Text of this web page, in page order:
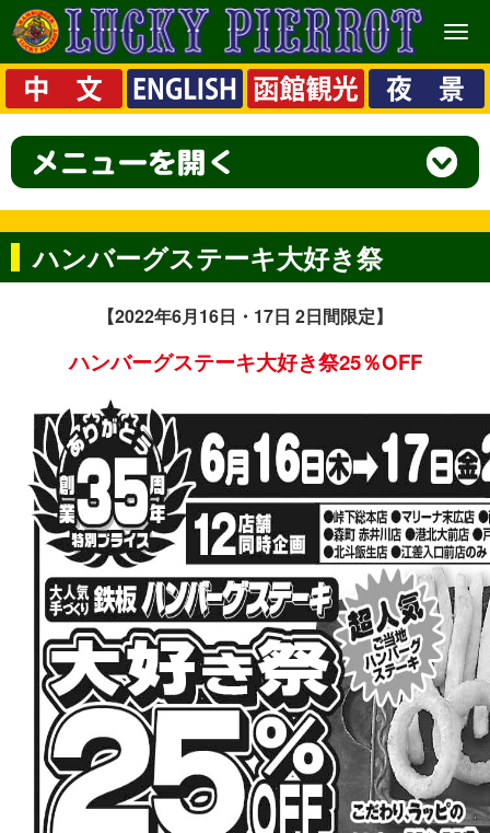
メ
ニ
ュ
ー
ハンバーグステーキ大好き祭
【2022年6月16日・17日 2日間限定】
ハンバーグステーキ大好き祭25％OFF